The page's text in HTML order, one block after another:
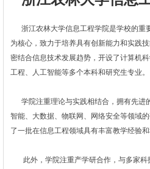
浙江农林大学信息工程学院是学校的重
为核心，致力于培养具有创新能力和实践
密结合信息技术发展趋势，开设了计算机
工程、人工智能等多个本科和研究生专业。
学院注重理论与实践相结合，拥有先进
智能、大数据、物联网、网络安全等领域
了一批在信息工程领域具有丰富教学经验和
此外，学院注重产学研合作，与多家科